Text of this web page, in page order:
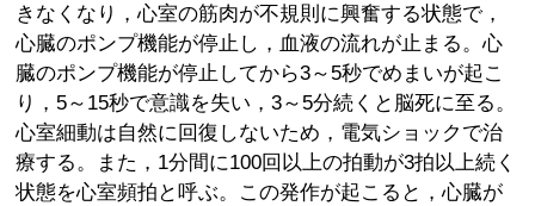
きなくなり，心室の筋肉が不規則に興奮する状態で，
心臓のポンプ機能が停止し，血液の流れが止まる。心
臓のポンプ機能が停止してから3～5秒でめまいが起こ
り，5～15秒で意識を失い，3～5分続くと脳死に至る。
心室細動は自然に回復しないため，電気ショックで治
療する。また，1分間に100回以上の拍動が3拍以上続く
状態を心室頻拍と呼ぶ。この発作が起こると，心臓が